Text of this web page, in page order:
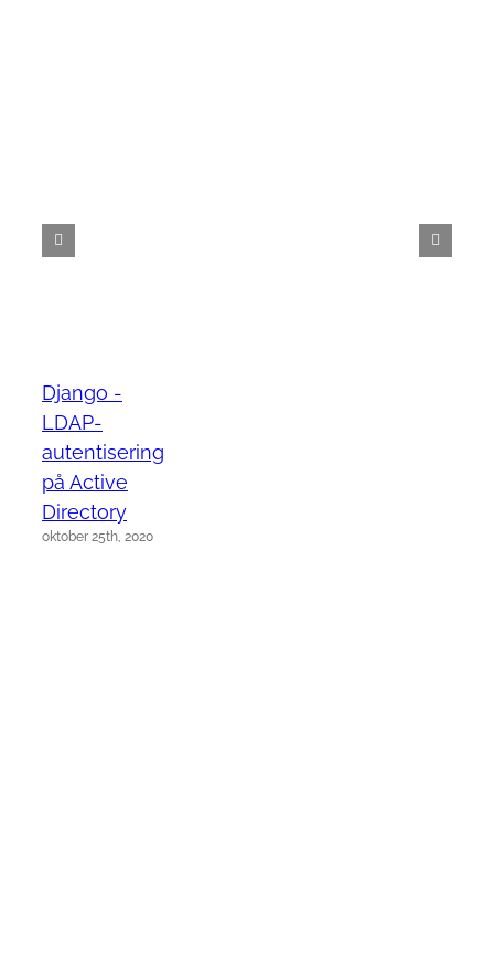
Django -
LDAP-
autentisering
på Active
Directory
oktober 25th, 2020